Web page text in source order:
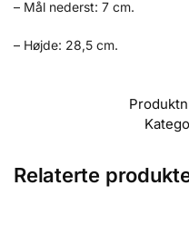
– Mål nederst: 7 cm.
– Højde: 28,5 cm.
Relaterte